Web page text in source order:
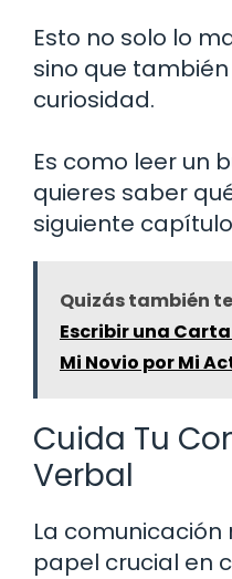
Esto no solo lo
sino que
curiosidad.
Es como leer un
quieres saber
siguiente
Quizás también
Escribir una
Mi Novio por Mi
Cuida Tu
Verbal
La
papel crucial en